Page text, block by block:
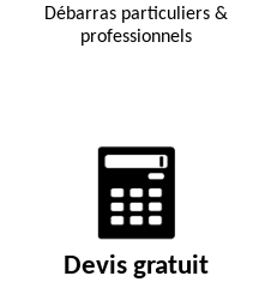
Débarras particuliers &
professionnels
Devis gratuit